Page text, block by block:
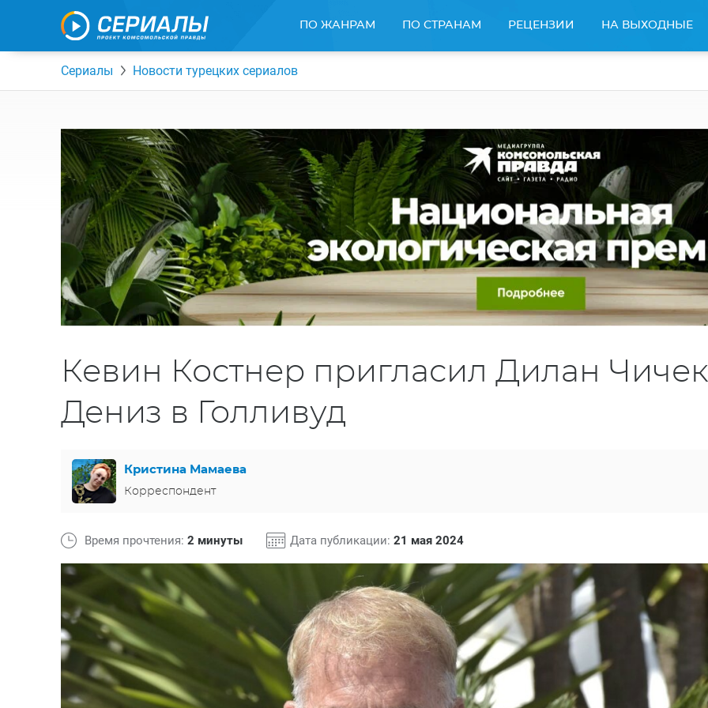
ПО ЖАНРАМ ПО СТРАНАМ РЕЦЕНЗИИ НА ВЫХОДНЫЕ
Сериалы Новости турецких сериалов
Кевин Костнер пригласил Дилан Чичек
Дениз в Голливуд
Кристина Мамаева
Корреспондент
Время прочтения: 2 минуты Дата публикации: 21 мая 2024